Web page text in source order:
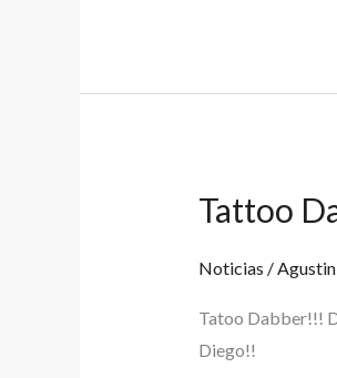
Tattoo
Noticias /
Tatoo Dabber!!!
Diego!!
Tattoo